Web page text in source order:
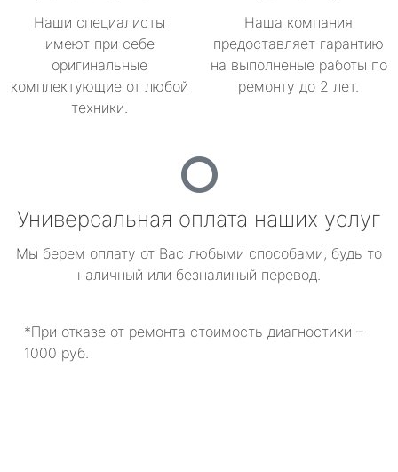
Наши специалисты
имеют при себе
оригинальные
комплектующие от любой
техники.
Наша компания
предоставляет гарантию
на выполненые работы по
ремонту до 2 лет.
Универсальная оплата наших услуг
Мы берем оплату от Вас любыми способами, будь то
наличный или безналиный перевод.
*При отказе от ремонта стоимость диагностики –
1000 руб.